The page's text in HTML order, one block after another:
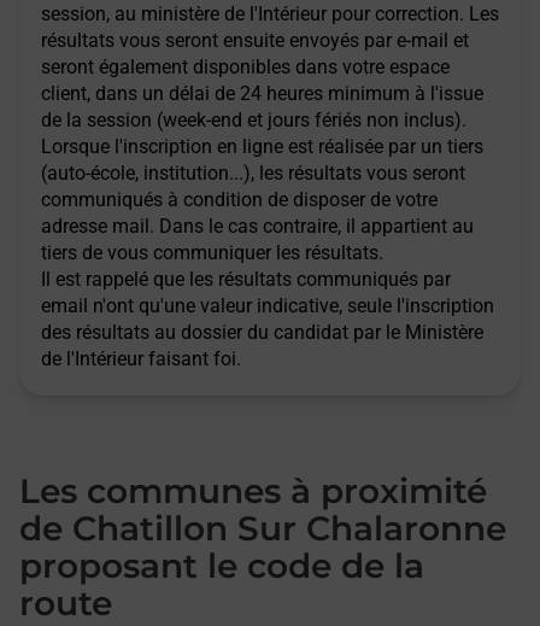
session, au ministère de l'Intérieur pour correction. Les
résultats vous seront ensuite envoyés par e-mail et
seront également disponibles dans votre espace
client, dans un délai de 24 heures minimum à l'issue
de la session (week-end et jours fériés non inclus).
Lorsque l'inscription en ligne est réalisée par un tiers
(auto-école, institution...), les résultats vous seront
communiqués à condition de disposer de votre
adresse mail. Dans le cas contraire, il appartient au
tiers de vous communiquer les résultats.
Il est rappelé que les résultats communiqués par
email n'ont qu'une valeur indicative, seule l'inscription
des résultats au dossier du candidat par le Ministère
de l'Intérieur faisant foi.
Les communes à proximité
de Chatillon Sur Chalaronne
proposant le code de la
route